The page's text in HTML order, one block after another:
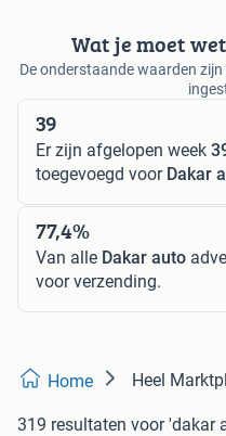
Wat je moet
De onderstaande waarden
39
Er zijn afgelopen week
toegevoegd voor Dakar
77,4%
Van alle Dakar auto
voor verzending.
Home Heel
319 resultaten voor 'dakar